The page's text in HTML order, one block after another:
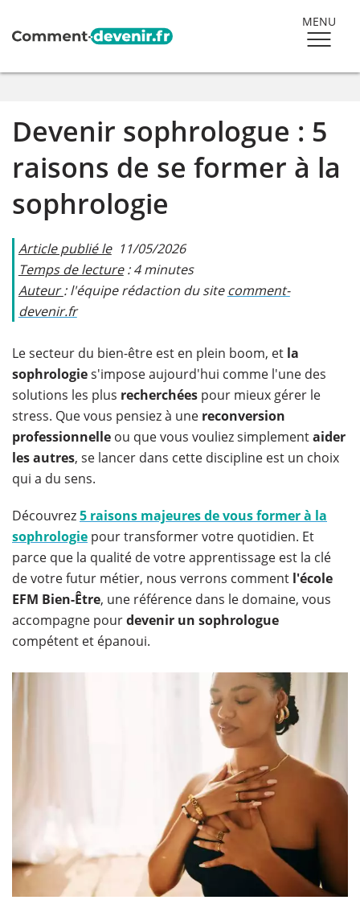
MENU
Devenir sophrologue : 5
raisons de se former à la
sophrologie
Article publié le11/05/2026
Temps de lecture: 4 minutes
Auteur: l'équipe rédaction du sitecomment-
devenir.fr​
Le secteur du bien-être est en plein boom, et la
sophrologies'impose aujourd'hui comme l'une des
solutions les plus recherchées pour mieux gérer le
stress. Que vous pensiez à une reconversion
professionnelle ou que vous vouliez simplementaider
les autres, se lancer dans cette discipline est un choix
qui a du sens.
Découvrez5 raisons majeures de vous former à la
sophrologie pour transformer votre quotidien. Et
parce que la qualité de votre apprentissage est la clé
de votre futur métier, nous verrons comment l'école
EFM Bien-Être, une référence dans le domaine, vous
accompagne pourdevenir un sophrologue
compétent et épanoui.